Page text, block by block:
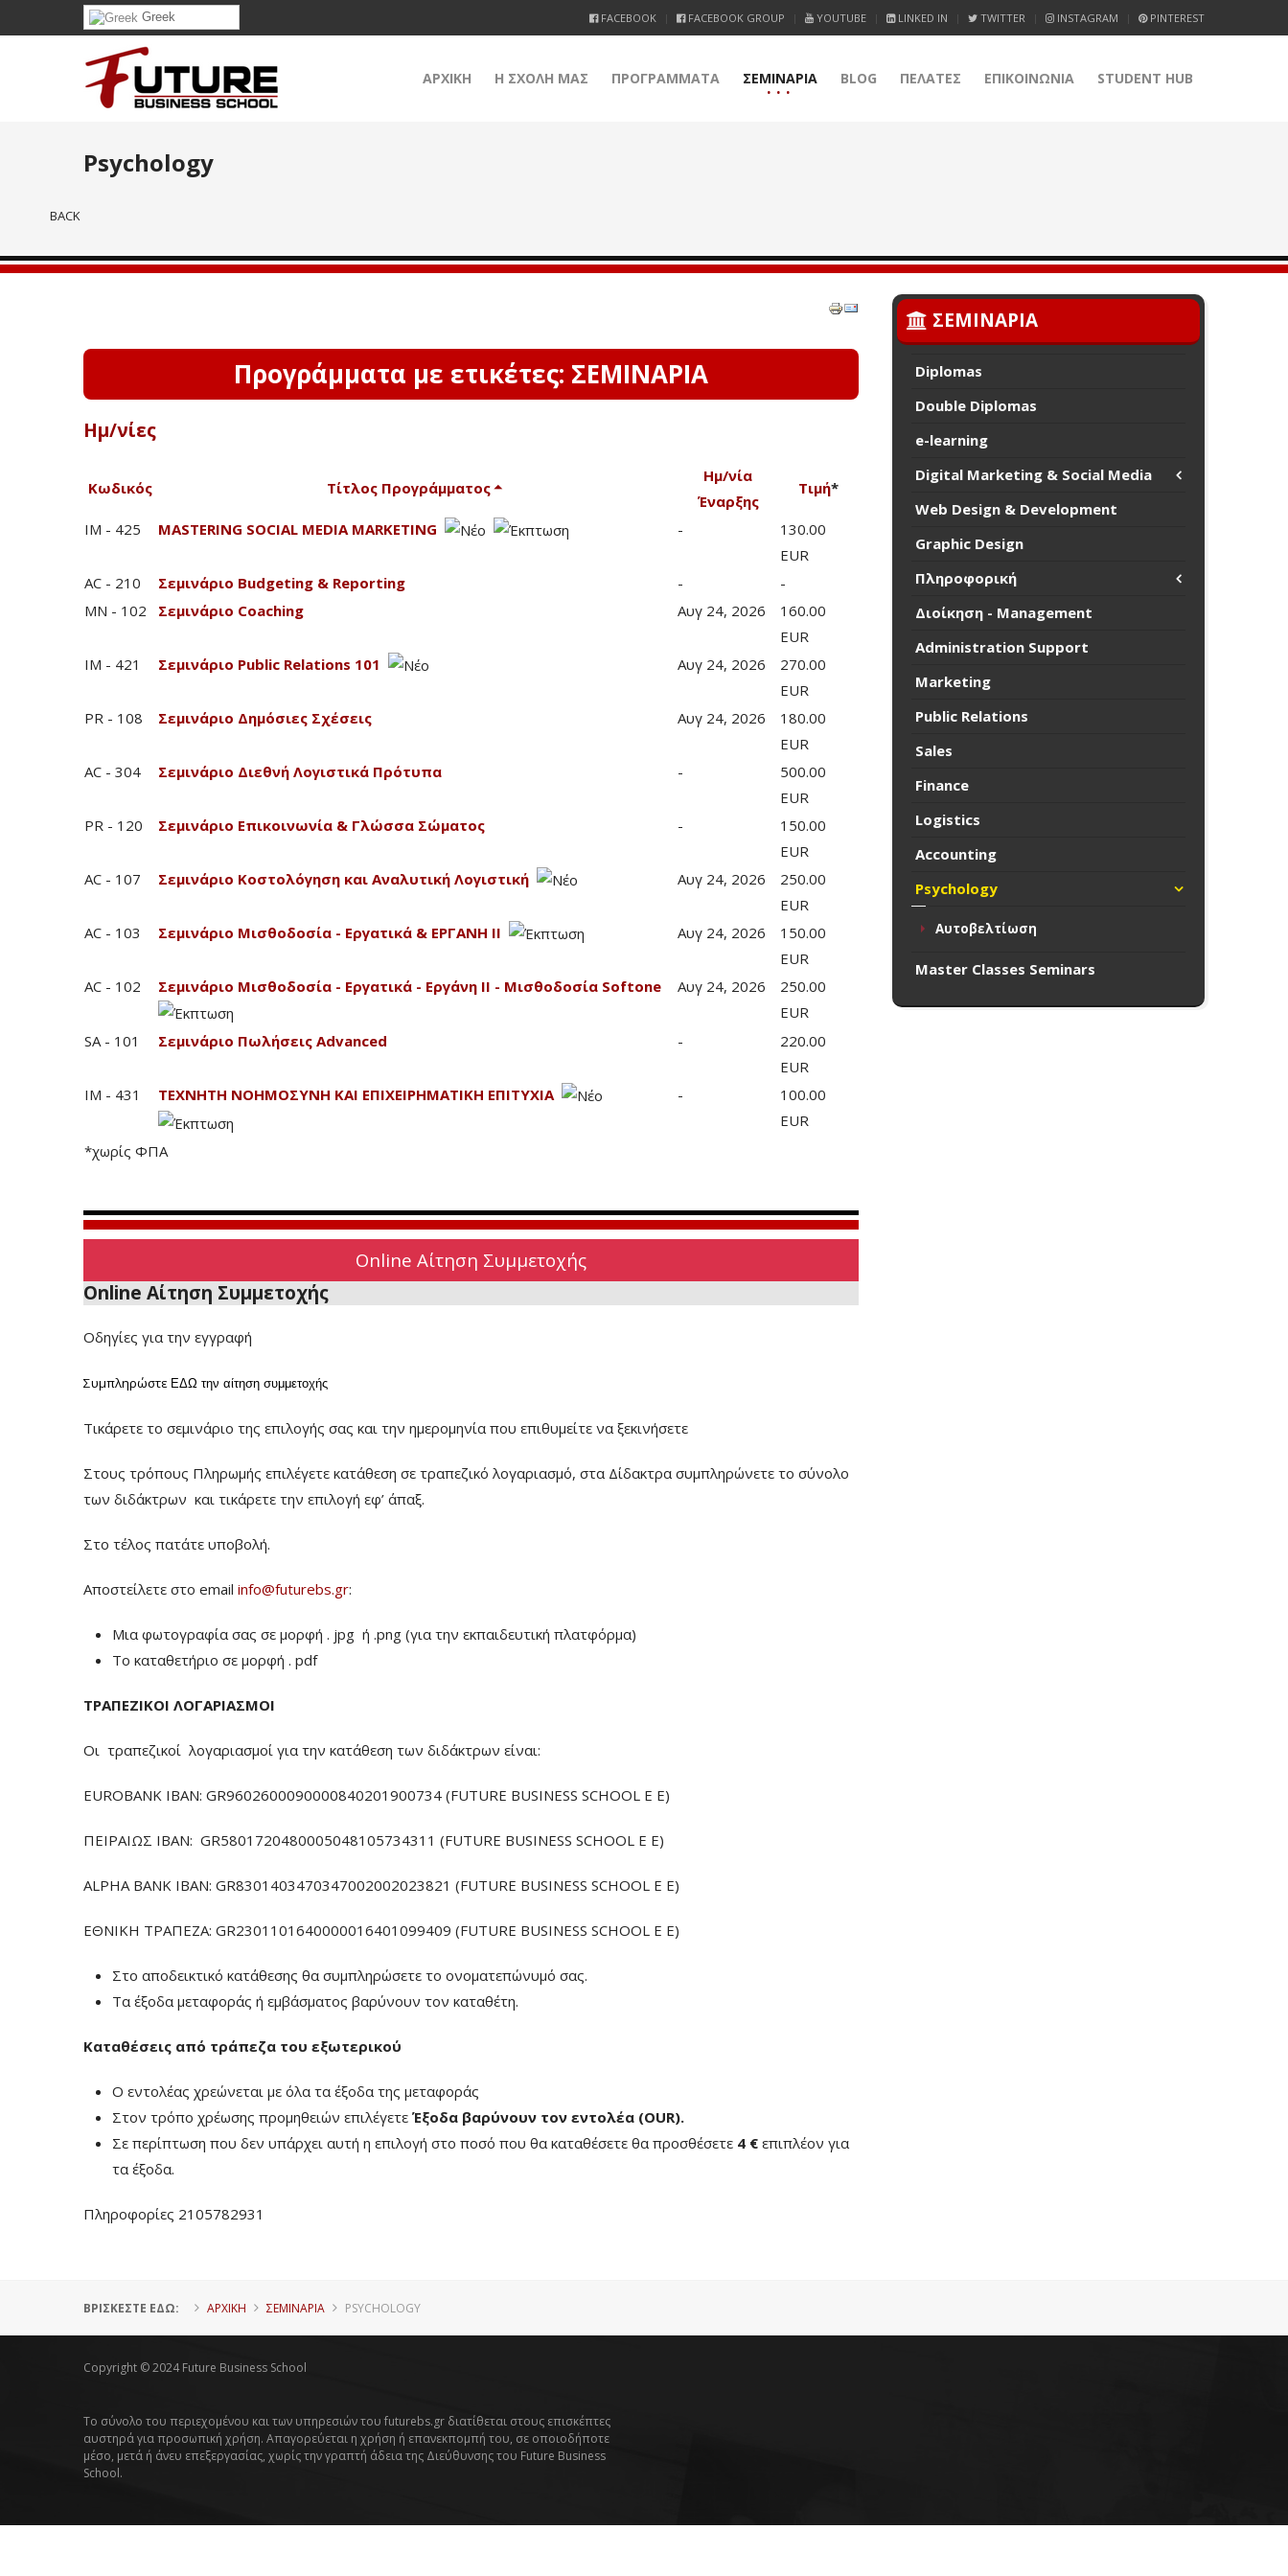
Greek FACEBOOK FACEBOOK GROUP YOUTUBE LINKED IN TWITTER INSTAGRAM PINTEREST
ΑΡΧΙΚΗ Η ΣΧΟΛΗ ΜΑΣ ΠΡΟΓΡΑΜΜΑΤΑ ΣΕΜΙΝΑΡΙΑ BLOG ΠΕΛΑΤΕΣ ΕΠΙΚΟΙΝΩΝΙΑ STUDENT HUB
Psychology
BACK
Προγράμματα με ετικέτες: ΣΕΜΙΝΑΡΙΑ
Ημ/νίες
Κωδικός Τίτλος Προγράμματος
Ημ/νία
Έναρξης
Τιμή*
IM - 425 MASTERING SOCIAL MEDIA MARKETING -
130.00
EUR
AC - 210
Σεμινάριο Budgeting & Reporting -
-
MN - 102
Σεμινάριο Coaching Αυγ 24, 2026
160.00
EUR
IM - 421
Σεμινάριο Public Relations 101 Αυγ 24, 2026
270.00
EUR
PR - 108
Σεμινάριο Δημόσιες Σχέσεις Αυγ 24, 2026
180.00
EUR
AC - 304
Σεμινάριο Διεθνή Λογιστικά Πρότυπα -
500.00
EUR
PR - 120
Σεμινάριο Επικοινωνία & Γλώσσα Σώματος -
150.00
EUR
AC - 107
Σεμινάριο Κοστολόγηση και Αναλυτική Λογιστική Αυγ 24, 2026
250.00
EUR
AC - 103
Σεμινάριο Μισθοδοσία - Εργατικά & ΕΡΓΑΝΗ ΙΙ Αυγ 24, 2026
150.00
EUR
AC - 102
Σεμινάριο Μισθοδοσία - Εργατικά - Εργάνη ΙΙ - Μισθοδοσία Softone Αυγ 24, 2026
250.00
EUR
SA - 101
Σεμινάριο Πωλήσεις Advanced -
220.00
EUR
IM - 431
ΤΕΧΝΗΤΗ ΝΟΗΜΟΣΥΝΗ ΚΑΙ ΕΠΙΧΕΙΡΗΜΑΤΙΚΗ ΕΠΙΤΥΧΙΑ -
100.00
EUR
*χωρίς ΦΠΑ
Online Αίτηση Συμμετοχής
Online Αίτηση Συμμετοχής
Οδηγίες για την εγγραφή
Συμπληρώστε ΕΔΩ την αίτηση συμμετοχής
Τικάρετε το σεμινάριο της επιλογής σας και την ημερομηνία που επιθυμείτε να ξεκινήσετε
Στους τρόπους Πληρωμής επιλέγετε κατάθεση σε τραπεζικό λογαριασμό, στα Δίδακτρα συμπληρώνετε το σύνολο
των διδάκτρων και τικάρετε την επιλογή εφ’ άπαξ.
Στο τέλος πατάτε υποβολή.
Αποστείλετε στο email info@futurebs.gr:
Μια φωτογραφία σας σε μορφή . jpg ή .png (για την εκπαιδευτική πλατφόρμα)
To καταθετήριο σε μορφή . pdf
ΤΡΑΠΕΖΙΚΟΙ ΛΟΓΑΡΙΑΣΜΟΙ
Οι τραπεζικοί λογαριασμοί για την κατάθεση των διδάκτρων είναι:
EUROBANK IBAN: GR9602600090000840201900734 (FUTURE BUSINESS SCHOOL E E)
ΠΕΙΡΑΙΩΣ ΙΒΑΝ: GR5801720480005048105734311 (FUTURE BUSINESS SCHOOL E E)
ALPHA BANK IBAN: GR8301403470347002002023821 (FUTURE BUSINESS SCHOOL E E)
ΕΘΝΙΚΗ ΤΡΑΠΕΖΑ: GR2301101640000016401099409 (FUTURE BUSINESS SCHOOL E E)
Στο αποδεικτικό κατάθεσης θα συμπληρώσετε το ονοματεπώνυμό σας.
Τα έξοδα μεταφοράς ή εμβάσματος βαρύνουν τον καταθέτη.
Καταθέσεις από τράπεζα του εξωτερικού
Ο εντολέας χρεώνεται με όλα τα έξοδα της μεταφοράς
Στον τρόπο χρέωσης προμηθειών επιλέγετε Έξοδα βαρύνουν τον εντολέα (ΟUR).
Σε περίπτωση που δεν υπάρχει αυτή η επιλογή στο ποσό που θα καταθέσετε θα προσθέσετε 4 € επιπλέον για
τα έξοδα.
Πληροφορίες 2105782931
ΣΕΜΙΝΑΡΙΑ
Diplomas
Double Diplomas
e-learning
Digital Marketing & Social Media
Web Design & Development
Graphic Design
Πληροφορική
Διοίκηση - Management
Administration Support
Marketing
Public Relations
Sales
Finance
Logistics
Accounting
Psychology
Αυτοβελτίωση
Master Classes Seminars
ΒΡΊΣΚΕΣΤΕ ΕΔΏ: ΑΡΧΙΚΗ ΣΕΜΙΝΑΡΙΑ PSYCHOLOGY
Copyright © 2024 Future Business School
Το σύνολο του περιεχομένου και των υπηρεσιών του futurebs.gr διατίθεται στους επισκέπτες
αυστηρά για προσωπική χρήση. Απαγορεύεται η χρήση ή επανεκπομπή του, σε οποιοδήποτε
μέσο, μετά ή άνευ επεξεργασίας, χωρίς την γραπτή άδεια της Διεύθυνσης του Future Business
School.